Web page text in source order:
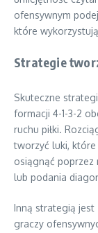
ofensywnym
które
Strategie
Skuteczne
formacji 4-1-3-2
ruchu piłki.
tworzyć luki,
osiągnąć poprzez
lub podania
Inną strategią jest
graczy